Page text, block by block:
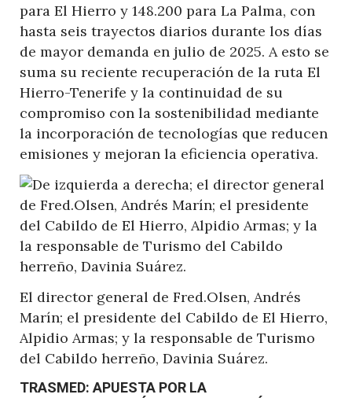
para El Hierro y 148.200 para La Palma, con
hasta seis trayectos diarios durante los días
de mayor demanda en julio de 2025. A esto se
suma su reciente recuperación de la ruta El
Hierro-Tenerife y la continuidad de su
compromiso con la sostenibilidad mediante
la incorporación de tecnologías que reducen
emisiones y mejoran la eficiencia operativa.
El director general de Fred.Olsen, Andrés
Marín; el presidente del Cabildo de El Hierro,
Alpidio Armas; y la responsable de Turismo
del Cabildo herreño, Davinia Suárez.
TRASMED: APUESTA POR LA